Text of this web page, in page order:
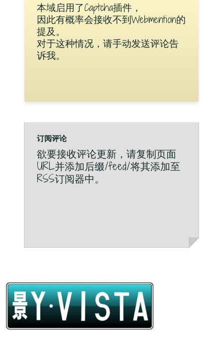
本域启用了Captcha插件，
因此有概率会接收不到Webmention的
提及。
对于这种情况，请手动发送评论告
诉我。
订阅评论
欲要接收评论更新，请复制页面
URL并添加后缀/feed/将其添加至
RSS订阅器中。